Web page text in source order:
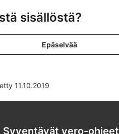
sisällöstä?
Epäselvää
11.10.2019
Syventävät vero-ohjeet